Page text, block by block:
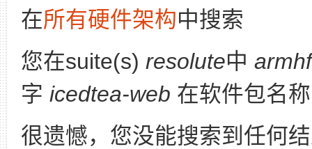
在所有硬件架构中搜索
您在suite(s) resolute中 armhf
字 icedtea-web 在软件包名
很遗憾，您没能搜索到任何